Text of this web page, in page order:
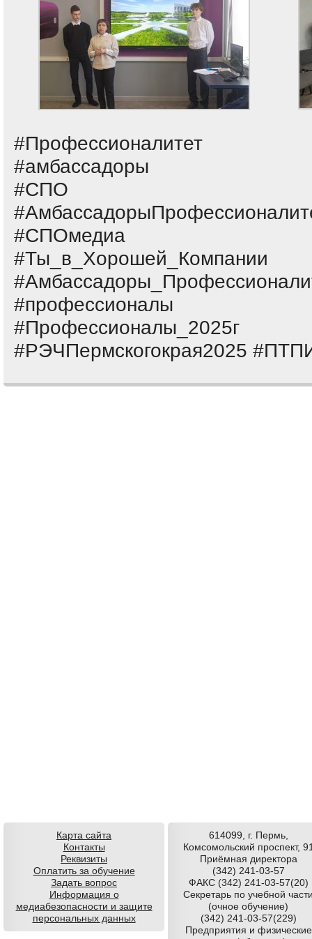
#Профессионалитет
#амбассадоры
#СПО
#СПОмедиа
#Ты_в_Хорошей_Компании
#профессионалы
#Профессионалы_2025г
#РЭЧПермскогокрая2025
Карта сайта
Контакты
Реквизиты
Оплатить за обучение
Задать вопрос
Информация о
медиабезопасности и защите
персональных данных
614099, г. Пермь,
Комсомольский проспект,
Приёмная директора
(342) 241-03-57
ФАКС (342) 241-03-57(20)
Секретарь по учебной
(очное обучение)
(342) 241-03-57(229)
Предприятия и физические